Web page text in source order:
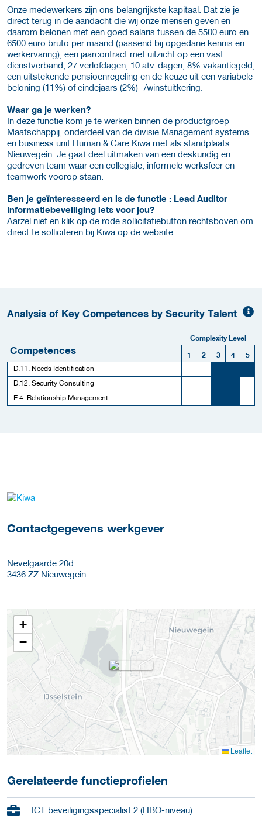
Onze medewerkers zijn ons belangrijkste kapitaal. Dat zie je
direct terug in de aandacht die wij onze mensen geven en
daarom belonen met een goed salaris tussen de 5500 euro en
6500 euro bruto per maand (passend bij opgedane kennis en
werkervaring), een jaarcontract met uitzicht op een vast
dienstverband, 27 verlofdagen, 10 atv-dagen, 8% vakantiegeld,
een uitstekende pensioenregeling en de keuze uit een variabele
beloning (11%) of eindejaars (2%) -/winstuitkering.
Waar ga je werken?
In deze functie kom je te werken binnen de productgroep
Maatschappij, onderdeel van de divisie Management systems
en business unit Human & Care Kiwa met als standplaats
Nieuwegein. Je gaat deel uitmaken van een deskundig en
gedreven team waar een collegiale, informele werksfeer en
teamwork voorop staan.
Ben je geïnteresseerd en is de functie : Lead Auditor
Informatiebeveiliging iets voor jou?
Aarzel niet en klik op de rode sollicitatiebutton rechtsboven om
direct te solliciteren bij Kiwa op de website.
Analysis of Key Competences by Security Talent
Complexity Level
Competences 1 2 3 4
5
D.11. Needs Identification
D.12. Security Consulting
E.4. Relationship Management
Meer werkgever details
Contactgegevens werkgever
Nevelgaarde 20d
3436 ZZ Nieuwegein
+
−
Leaflet
Gerelateerde functieprofielen
ICT beveiligingsspecialist 2 (HBO-niveau)